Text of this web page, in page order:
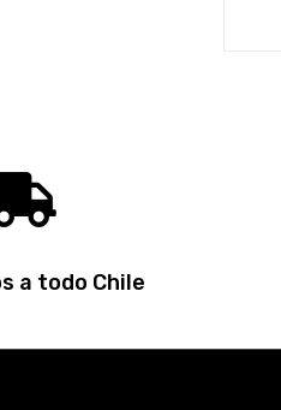
a todo Chile